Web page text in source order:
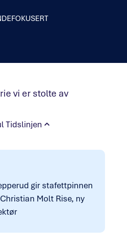
vi er stolte av
Tidslinjen
gir stafettpinnen
Molt Rise, ny